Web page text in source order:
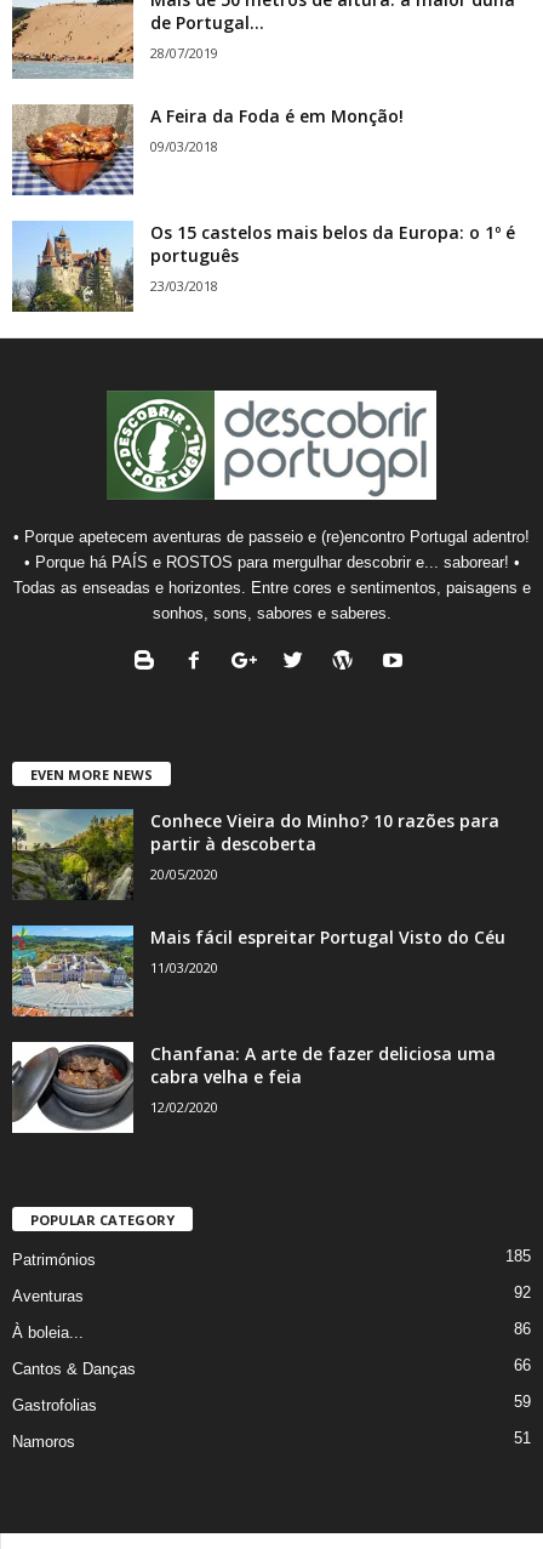
de Portugal...
28/07/2019
A Feira da Foda é em Monção!
09/03/2018
Os 15 castelos mais belos da Europa: o 1º é
português
23/03/2018
• Porque apetecem aventuras de passeio e (re)encontro Portugal adentro!
• Porque há PAÍS e ROSTOS para mergulhar descobrir e... saborear! •
Todas as enseadas e horizontes. Entre cores e sentimentos, paisagens e
sonhos, sons, sabores e saberes.
EVEN MORE NEWS
Conhece Vieira do Minho? 10 razões para
partir à descoberta
20/05/2020
Mais fácil espreitar Portugal Visto do Céu
11/03/2020
Chanfana: A arte de fazer deliciosa uma
cabra velha e feia
12/02/2020
POPULAR CATEGORY
Patrimónios 185
Aventuras 92
À boleia... 86
Cantos & Danças 66
Gastrofolias 59
Namoros 51